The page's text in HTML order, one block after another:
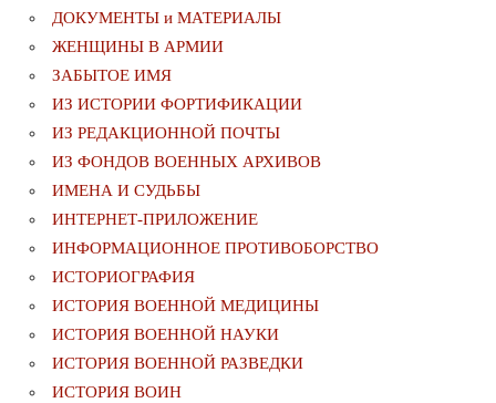
ДОКУМЕНТЫ и МАТЕРИАЛЫ
ЖЕНЩИНЫ В АРМИИ
ЗАБЫТОЕ ИМЯ
ИЗ ИСТОРИИ ФОРТИФИКАЦИИ
ИЗ РЕДАКЦИОННОЙ ПОЧТЫ
ИЗ ФОНДОВ ВОЕННЫХ АРХИВОВ
ИМЕНА И СУДЬБЫ
ИНТЕРНЕТ-ПРИЛОЖЕНИЕ
ИНФОРМАЦИОННОЕ ПРОТИВОБОРСТВО
ИСТОРИОГРАФИЯ
ИСТОРИЯ ВОЕННОЙ МЕДИЦИНЫ
ИСТОРИЯ ВОЕННОЙ НАУКИ
ИСТОРИЯ ВОЕННОЙ РАЗВЕДКИ
ИСТОРИЯ ВОИН